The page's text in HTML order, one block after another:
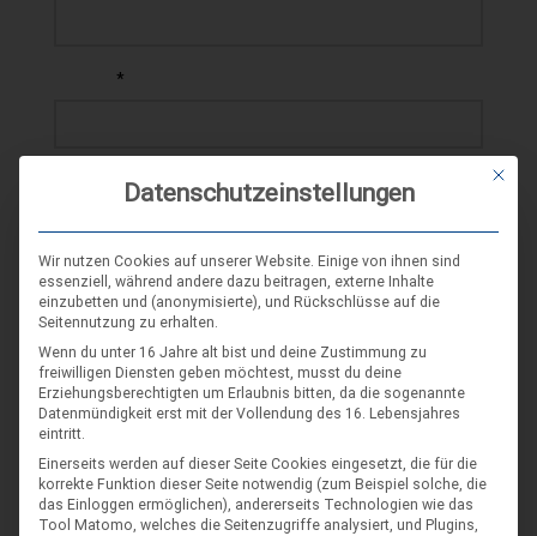
*
WEBSEITE
SCHLAGWORT-SUCHE
Mit
Datenschutzeinstellungen
Wir nutzen Cookies auf unserer Website. Einige von ihnen sind
essenziell, während andere dazu beitragen, externe Inhalte
einzubetten und (anonymisierte), und Rückschlüsse auf die
Seitennutzung zu erhalten.
Wenn du unter 16 Jahre alt bist und deine Zustimmung zu
freiwilligen Diensten geben möchtest, musst du deine
Erziehungsberechtigten um Erlaubnis bitten, da die sogenannte
Datenmündigkeit erst mit der Vollendung des 16. Lebensjahres
eintritt.
Einerseits werden auf dieser Seite Cookies eingesetzt, die für die
korrekte Funktion dieser Seite notwendig (zum Beispiel solche, die
das Einloggen ermöglichen), andererseits Technologien wie das
Tool Matomo, welches die Seitenzugriffe analysiert, und Plugins,